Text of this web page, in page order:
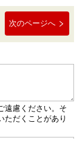
次のページへ